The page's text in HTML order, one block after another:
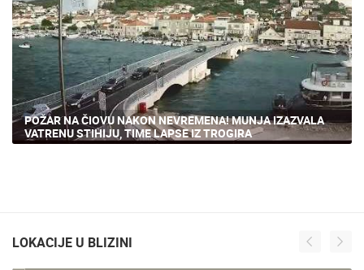
POŽAR NA ČIOVU NAKON NEVREMENA! MUNJA IZAZVALA
VATRENU STIHIJU, TIME LAPSE IZ TROGIRA
LOKACIJE U BLIZINI